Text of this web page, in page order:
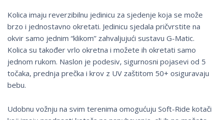
Kolica imaju reverzibilnu jedinicu za sjedenje koja se može
brzo i jednostavno okretati. Jedinicu sjedala pričvrstite na
okvir samo jednim “klikom” zahvaljujući sustavu G-Matic.
Kolica su također vrlo okretna i možete ih okretati samo
jednom rukom. Naslon je podesiv, sigurnosni pojasevi od 5
točaka, prednja prečka i krov z UV zaštitom 50+ osiguravaju
bebu.
Udobnu vožnju na svim terenima omogućuju Soft-Ride kotači